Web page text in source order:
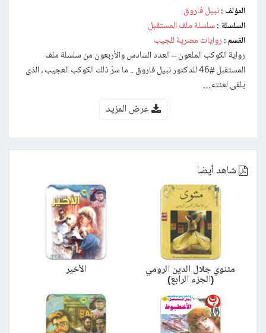
المؤلف : نبيل فاروق
السلسلة : سلسلة ملف المستقبل
القسم : روايات مصرية للجيب
رواية الكوكب الملعون – العدد السادس والأربعون من سلسلة ملف
المستقبل #46 للدكتور نبيل فاروق .. ما سرّ ذلك الكوكب العجيب ، الذى
يلقى لعنته…
عرض المزيد
شاهد أيضا
مثنوي جلال الدين الرومي
(الجزء الرابع)
الأخير